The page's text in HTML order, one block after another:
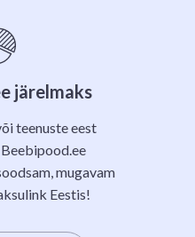
järelmaks
teenuste eest
mugavam
Eestis!